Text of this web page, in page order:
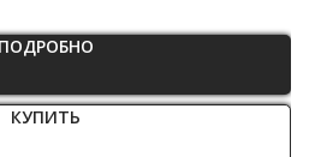
ПОДРОБНО
КУПИТЬ